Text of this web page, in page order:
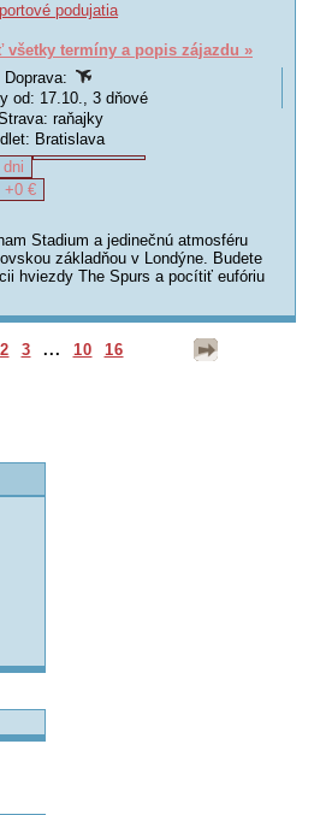
podujatia
všetky termíny a popis zájazdu »
Doprava:
od: 17.10., 3 dňové
raňajky
Bratislava
dni
+0 €
Stadium a jedinečnú atmosféru
základňou v Londýne. Budete
hviezdy The Spurs a pocítiť eufóriu
2 3 ... 10 16